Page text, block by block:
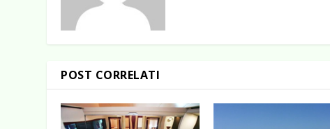
POST CORRELATI